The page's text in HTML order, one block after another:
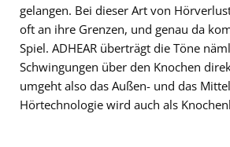
gelangen. Bei dieser Art von
oft an ihre Grenzen, und genau da
Spiel. ADHEAR überträgt die Töne
Schwingungen über den Knochen
umgeht also das Außen- und das
Hörtechnologie wird auch als